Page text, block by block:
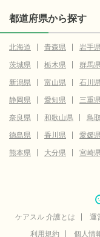
都道府県から探す
北海道 青森県 岩手
茨城県
栃木県 群馬
新潟県
富山県 石川
静岡県
愛知県 三重
奈良県
和歌山県 鳥
徳島県
香川県 愛媛
熊本県
大分県 宮崎
ケアスル 介護とは 運
利用規約
個人情